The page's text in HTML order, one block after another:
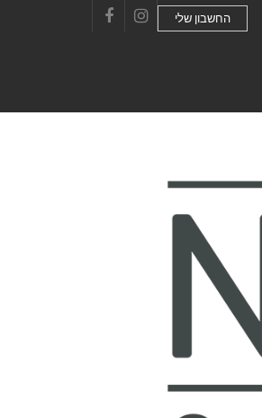
Instagram
החשבון שלי